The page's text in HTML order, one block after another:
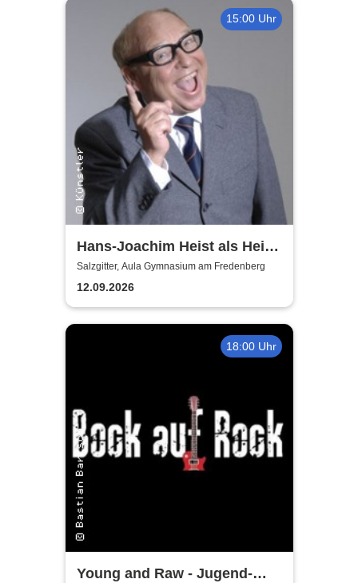
15:00 Uhr
Hans-Joachim Heist als Heinz
Erhard - Noch'n Gedicht
Salzgitter, Aula Gymnasium am Fredenberg
12.09.2026
18:00 Uhr
Young and Raw - Jugend-